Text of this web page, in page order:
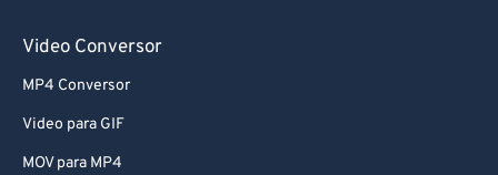
Video Conversor
MP4 Conversor
Video para GIF
MOV para MP4